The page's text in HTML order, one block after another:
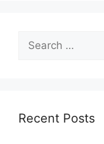
Recent Posts